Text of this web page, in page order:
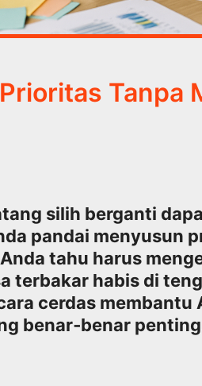
Tanpa
silih berganti
pandai menyusun
tahu harus
terbakar habis di
cerdas membantu
benar‑benar